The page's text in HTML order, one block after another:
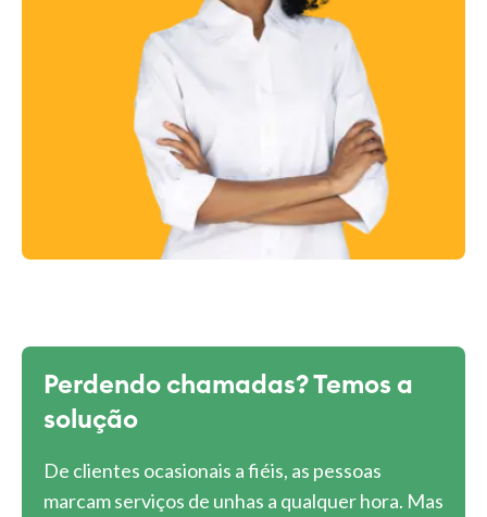
Perdendo chamadas? Temos a
solução
De clientes ocasionais a fiéis, as pessoas
marcam serviços de unhas a qualquer hora. Mas